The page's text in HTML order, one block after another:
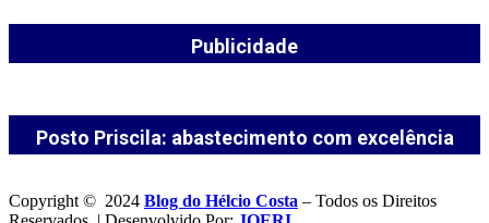
Publicidade
Posto Priscila: abastecimento com excelência
Copyright © 2024 Blog do Hélcio Costa – Todos os Direitos